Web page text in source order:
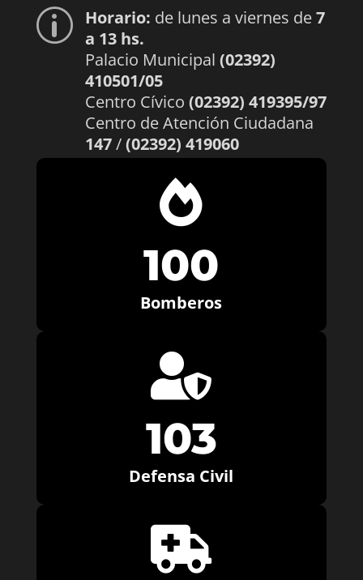
p Horario: de lunes a viernes de7
a 13 hs.
Palacio Municipal (02392)
410501/05
Centro Cívico (02392) 419395/97
Centro de Atención Ciudadana
147/(02392) 419060

100
Bomberos

103
Defensa Civil
